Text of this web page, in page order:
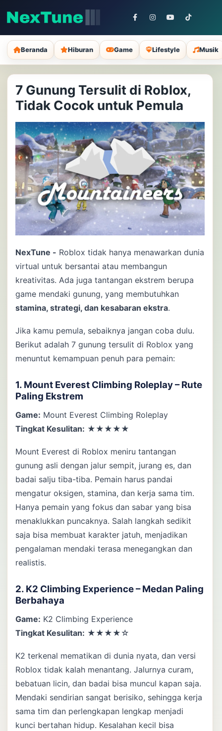
Beranda Hiburan Game Lifestyle Musik
7 Gunung Tersulit di Roblox,
Tidak Cocok untuk Pemula
NexTune - Roblox tidak hanya menawarkan dunia
virtual untuk bersantai atau membangun
kreativitas. Ada juga tantangan ekstrem berupa
game mendaki gunung, yang membutuhkan
stamina, strategi, dan kesabaran ekstra.
Jika kamu pemula, sebaiknya jangan coba dulu.
Berikut adalah 7 gunung tersulit di Roblox yang
menuntut kemampuan penuh para pemain:
1. Mount Everest Climbing Roleplay – Rute
Paling Ekstrem
Game: Mount Everest Climbing Roleplay
Tingkat Kesulitan: ★★★★★
Mount Everest di Roblox meniru tantangan
gunung asli dengan jalur sempit, jurang es, dan
badai salju tiba-tiba. Pemain harus pandai
mengatur oksigen, stamina, dan kerja sama tim.
Hanya pemain yang fokus dan sabar yang bisa
menaklukkan puncaknya. Salah langkah sedikit
saja bisa membuat karakter jatuh, menjadikan
pengalaman mendaki terasa menegangkan dan
realistis.
2. K2 Climbing Experience – Medan Paling
Berbahaya
Game: K2 Climbing Experience
Tingkat Kesulitan: ★★★★☆
K2 terkenal mematikan di dunia nyata, dan versi
Roblox tidak kalah menantang. Jalurnya curam,
bebatuan licin, dan badai bisa muncul kapan saja.
Mendaki sendirian sangat berisiko, sehingga kerja
sama tim dan perlengkapan lengkap menjadi
kunci bertahan hidup. Kesalahan kecil bisa